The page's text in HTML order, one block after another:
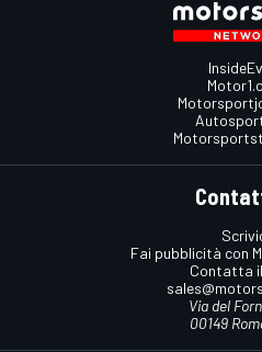
Fai pubblicità con
Contatta
Via del
00149